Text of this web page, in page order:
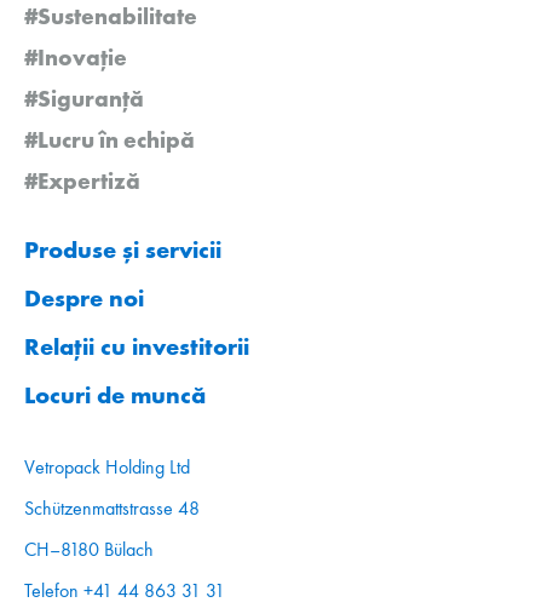
#Sustenabilitate
#Inovație
#Siguranță
#Lucru în echipă
#Expertiză
Produse și servicii
Despre noi
Relații cu investitorii
Locuri de muncă
Vetropack Holding Ltd
Schützenmattstrasse 48
CH–8180 Bülach
Telefon +41 44 863 31 31